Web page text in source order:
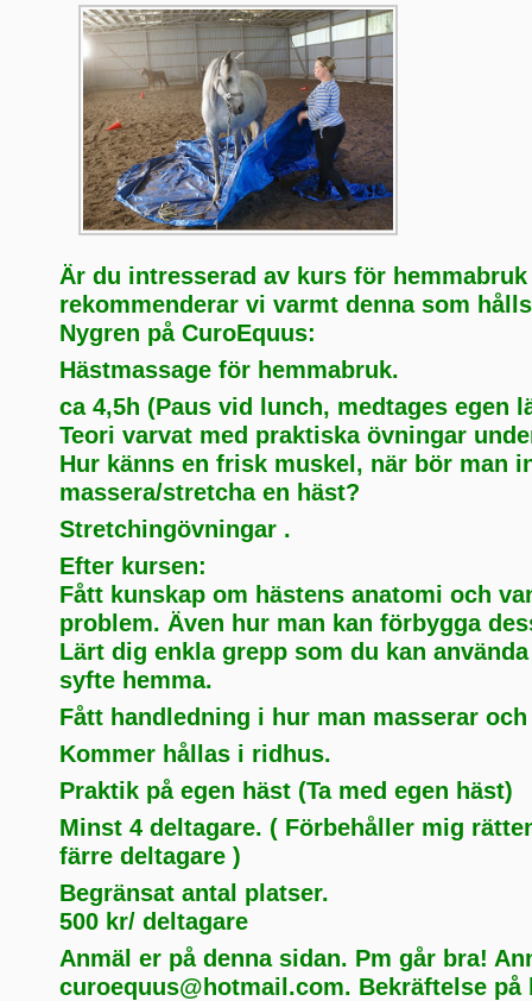
Är du intresserad av kurs för
rekommenderar vi varmt denna som
Nygren på CuroEquus:
Hästmassage för hemmabruk.
ca 4,5h (Paus vid lunch, medtages egen
Teori varvat med praktiska övningar
Hur känns en frisk muskel, när bör man
massera/stretcha en häst?
Stretchingövningar .
Efter kursen:
Fått kunskap om hästens anatomi och
problem. Även hur man kan förbygga
Lärt dig enkla grepp som du kan
syfte hemma.
Fått handledning i hur man masserar
Kommer hållas i ridhus.
Praktik på egen häst (Ta med egen häst)
Minst 4 deltagare. ( Förbehåller mig
färre deltagare )
Begränsat antal platser.
500 kr/ deltagare
Anmäl er på denna sidan. Pm går bra!
curoequus@hotmail.com. Bekräftelse på